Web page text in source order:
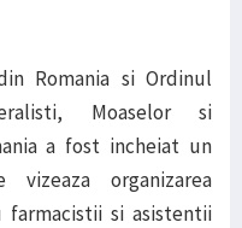
Romania si Ordinul
Moaselor si
a fost incheiat un
organizarea
si asistentii